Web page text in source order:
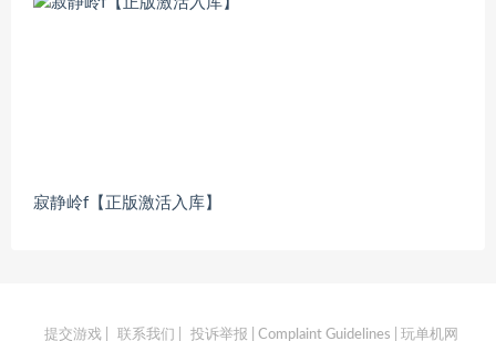
寂静岭f【正版激活入库】
提交游戏| 联系我们 投诉举报 | Complaint Guidelines | 玩单机网